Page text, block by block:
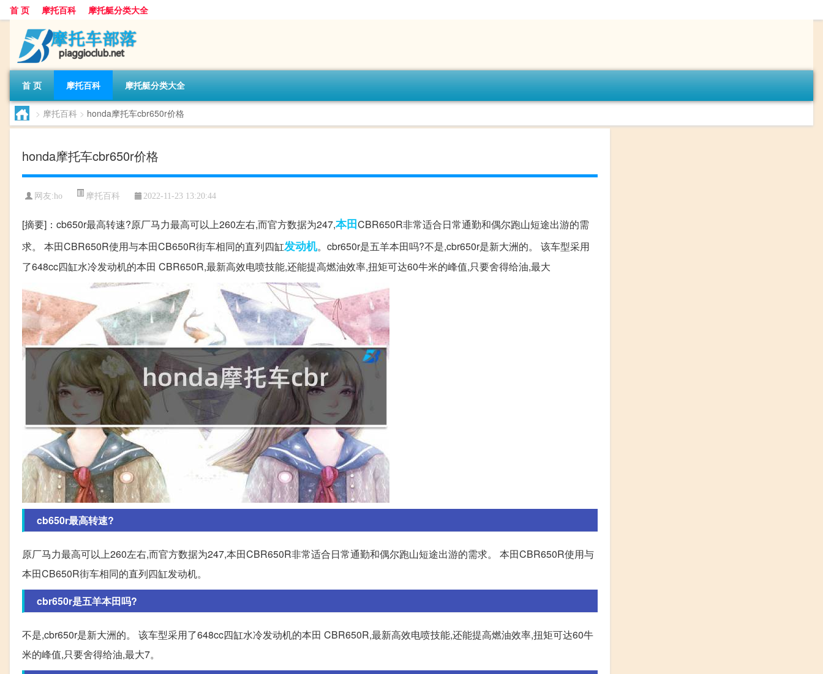
首 页 摩托百科 摩托艇分类大全
首 页 摩托百科 摩托艇分类大全
> 摩托百科 > honda摩托车cbr650r价格
honda摩托车cbr650r价格
网友:ho 摩托百科 2022-11-23 13:20:44
[摘要]：cb650r最高转速?原厂马力最高可以上260左右,而官方数据为247,本田CBR650R非常适合日常通勤和偶尔跑山短途出游的需
求。 本田CBR650R使用与本田CB650R街车相同的直列四缸发动机。cbr650r是五羊本田吗?不是,cbr650r是新大洲的。 该车型采用
了648cc四缸水冷发动机的本田 CBR650R,最新高效电喷技能,还能提高燃油效率,扭矩可达60牛米的峰值,只要舍得给油,最大
cb650r最高转速?
原厂马力最高可以上260左右,而官方数据为247,本田CBR650R非常适合日常通勤和偶尔跑山短途出游的需求。 本田CBR650R使用与
本田CB650R街车相同的直列四缸发动机。
cbr650r是五羊本田吗?
不是,cbr650r是新大洲的。 该车型采用了648cc四缸水冷发动机的本田 CBR650R,最新高效电喷技能,还能提高燃油效率,扭矩可达60牛
米的峰值,只要舍得给油,最大7。